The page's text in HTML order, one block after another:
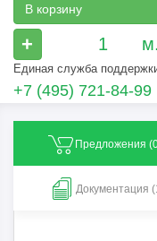
В корзину
+
Единая служба
+7 (495) 721-84-99
Предложения (
Документация